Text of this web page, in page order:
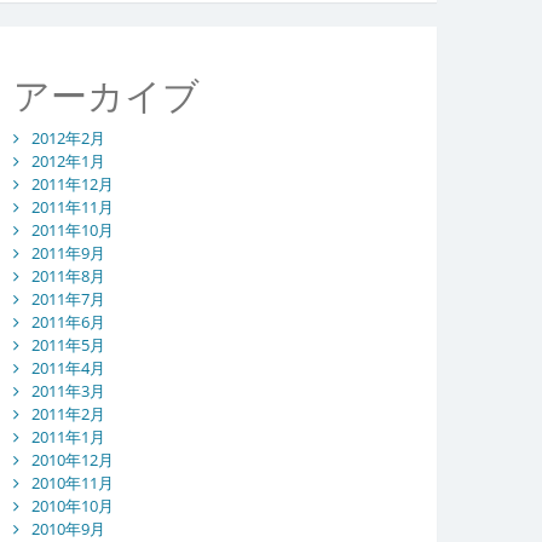
アーカイブ
2012年2月
2012年1月
2011年12月
2011年11月
2011年10月
2011年9月
2011年8月
2011年7月
2011年6月
2011年5月
2011年4月
2011年3月
2011年2月
2011年1月
2010年12月
2010年11月
2010年10月
2010年9月